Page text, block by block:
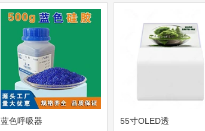
蓝色呼吸器 55寸OLED透